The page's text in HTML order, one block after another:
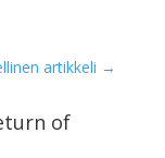
artikkeli →
of